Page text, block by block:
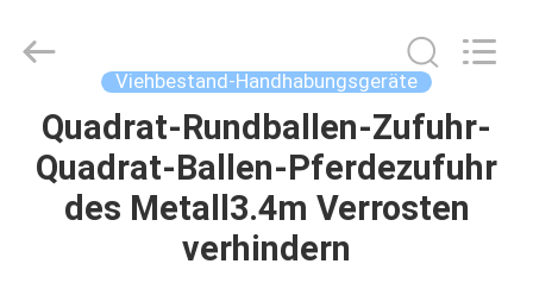
HAUS
PRODUKTE
Fournisseur.
Copyright
Aobiao
Viehbestand-Handhabungsgeräte
Quadrat-Rundballen-Zufuhr-
Quadrat-Ballen-Pferdezufuhr
des Metall3.4m Verrosten
verhindern